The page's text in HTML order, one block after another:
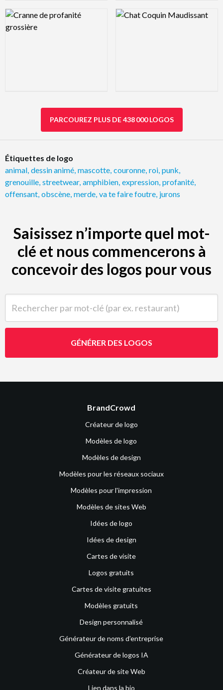
Logo Preview Image Logo Preview Image
PARCOUREZ PLUS DE 438 000 LOGOS
Étiquettes de logo
animal dessin animé mascotte couronne roi punk
grenouille streetwear, amphibien expression profanité
offensant obscène merde va te faire foutre jurons
Saisissez n’importe quel mot-
clé et nous commencerons à
concevoir des logos pour vous
GÉNÉRER DES LOGOS
BrandCrowd
Créateur de logo
Modèles de logo
Modèles de design
Modèles pour les réseaux sociaux
Modèles pour l'impression
Modèles de sites Web
Idées de logo
Idées de design
Cartes de visite
Logos gratuits
Cartes de visite gratuites
Modèles gratuits
Design personnalisé
Générateur de noms d’entreprise
Générateur de logos IA
Créateur de site Web
Lien dans la bio